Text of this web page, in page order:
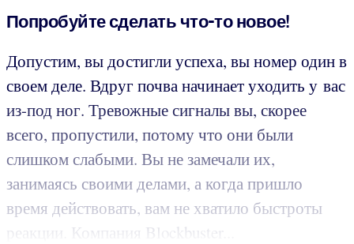
Попробуйте сделать что-то новое!
Допустим, вы достигли успеха, вы номер один в
своем деле. Вдруг почва начинает уходить у вас
из-под ног. Тревожные сигналы вы, скорее
всего, пропустили, потому что они были
слишком слабыми. Вы не замечали их,
занимаясь своими делами, а когда пришло
время действовать, вам не хватило быстроты
реакции. Компания Blockbuster...